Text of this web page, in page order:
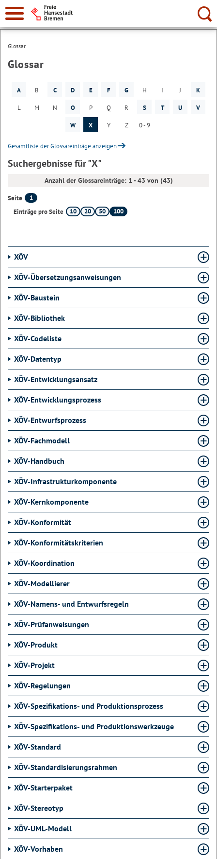
Suche:
Glossar
Glossar
A B C D E F G H I J K
L M N O P Q R S T U V
W X Y Z 0 - 9
Gesamtliste der Glossareinträge anzeigen
Suchergebnisse für "X"
Anzahl der Glossareinträge: 1 - 43 von (43)
Seite
1
Einträge pro Seite
10 20 50 100
XÖV
XÖV-Übersetzungsanweisungen
XÖV-Baustein
XÖV-Bibliothek
XÖV-Codeliste
XÖV-Datentyp
XÖV-Entwicklungsansatz
XÖV-Entwicklungsprozess
XÖV-Entwurfsprozess
XÖV-Fachmodell
XÖV-Handbuch
XÖV-Infrastrukturkomponente
XÖV-Kernkomponente
XÖV-Konformität
XÖV-Konformitätskriterien
XÖV-Koordination
XÖV-Modellierer
XÖV-Namens- und Entwurfsregeln
XÖV-Prüfanweisungen
XÖV-Produkt
XÖV-Projekt
XÖV-Regelungen
XÖV-Spezifikations- und Produktionsprozess
XÖV-Spezifikations- und Produktionswerkzeuge
XÖV-Standard
XÖV-Standardisierungsrahmen
XÖV-Starterpaket
XÖV-Stereotyp
XÖV-UML-Modell
XÖV-Vorhaben